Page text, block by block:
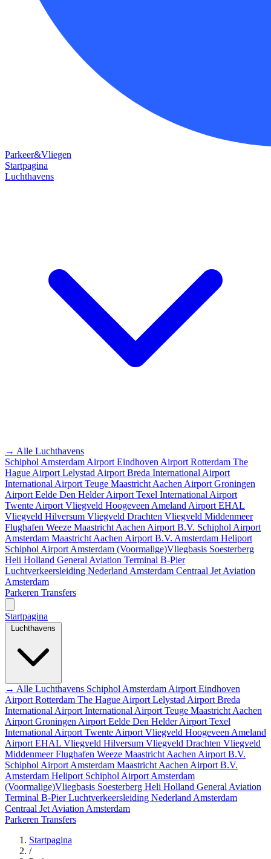
Parkeer&Vliegen
Startpagina
Luchthavens
→ Alle Luchthavens
Schiphol Amsterdam Airport Eindhoven Airport Rotterdam The
Hague Airport Lelystad Airport Breda International Airport
International Airport Teuge Maastricht Aachen Airport Groningen
Airport Eelde Den Helder Airport Texel International Airport
Twente Airport Vliegveld Hoogeveen Ameland Airport EHAL
Vliegveld Hilversum Vliegveld Drachten Vliegveld Middenmeer
Flughafen Weeze Maastricht Aachen Airport B.V. Schiphol Airport
Amsterdam Maastricht Aachen Airport B.V. Amsterdam Heliport
Schiphol Airport Amsterdam (Voormalige)Vliegbasis Soesterberg
Heli Holland General Aviation Terminal B-Pier
Luchtverkeersleiding Nederland Amsterdam Centraal Jet Aviation
Amsterdam
Parkeren Transfers
Startpagina
Luchthavens
→ Alle Luchthavens Schiphol Amsterdam Airport Eindhoven
Airport Rotterdam The Hague Airport Lelystad Airport Breda
International Airport International Airport Teuge Maastricht Aachen
Airport Groningen Airport Eelde Den Helder Airport Texel
International Airport Twente Airport Vliegveld Hoogeveen Ameland
Airport EHAL Vliegveld Hilversum Vliegveld Drachten Vliegveld
MiddenmeerFlughafen Weeze Maastricht Aachen Airport B.V.
Schiphol Airport Amsterdam Maastricht Aachen Airport B.V.
Amsterdam Heliport Schiphol Airport Amsterdam
(Voormalige)Vliegbasis Soesterberg Heli Holland General Aviation
Terminal B-PierLuchtverkeersleiding Nederland Amsterdam
Centraal Jet Aviation Amsterdam
Parkeren Transfers
Startpagina
/